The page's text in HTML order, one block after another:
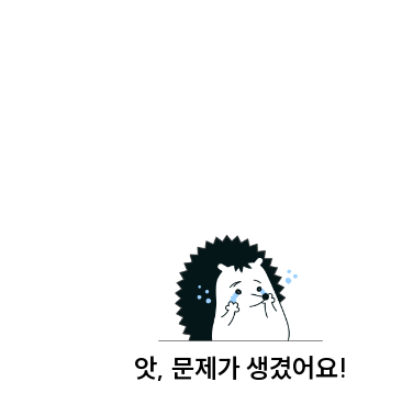
앗, 문제가 생겼어요!